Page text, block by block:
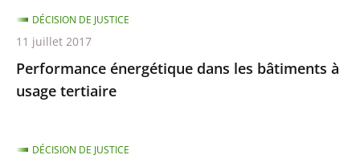
Performance énergétique dans les bâtiments à
usage tertiaire
DÉCISION DE JUSTICE
11 juillet 2017
DÉCISION DE JUSTICE